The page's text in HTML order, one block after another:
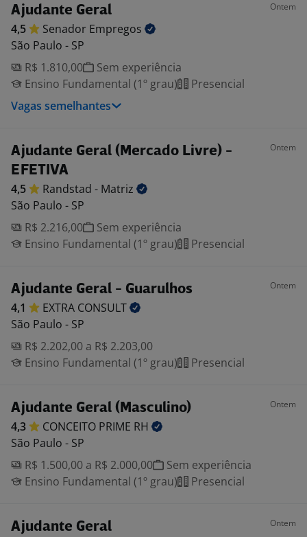
Ajudante Geral Ontem
4,5 Senador Empregos
São Paulo - SP
R$ 1.810,00
Sem experiência
Ensino Fundamental (1º grau)
Presencial
Vagas semelhantes
Ajudante Geral (Mercado Livre) -
EFETIVA
Ontem
4,5 Randstad - Matriz
São Paulo - SP
R$ 2.216,00
Sem experiência
Ensino Fundamental (1º grau)
Presencial
Ajudante Geral - Guarulhos Ontem
4,1 EXTRA CONSULT
São Paulo - SP
R$ 2.202,00 a R$ 2.203,00
Ensino Fundamental (1º grau)
Presencial
Ajudante Geral (Masculino) Ontem
4,3 CONCEITO PRIME RH
São Paulo - SP
R$ 1.500,00 a R$ 2.000,00
Sem experiência
Ensino Fundamental (1º grau)
Presencial
Ajudante Geral Ontem